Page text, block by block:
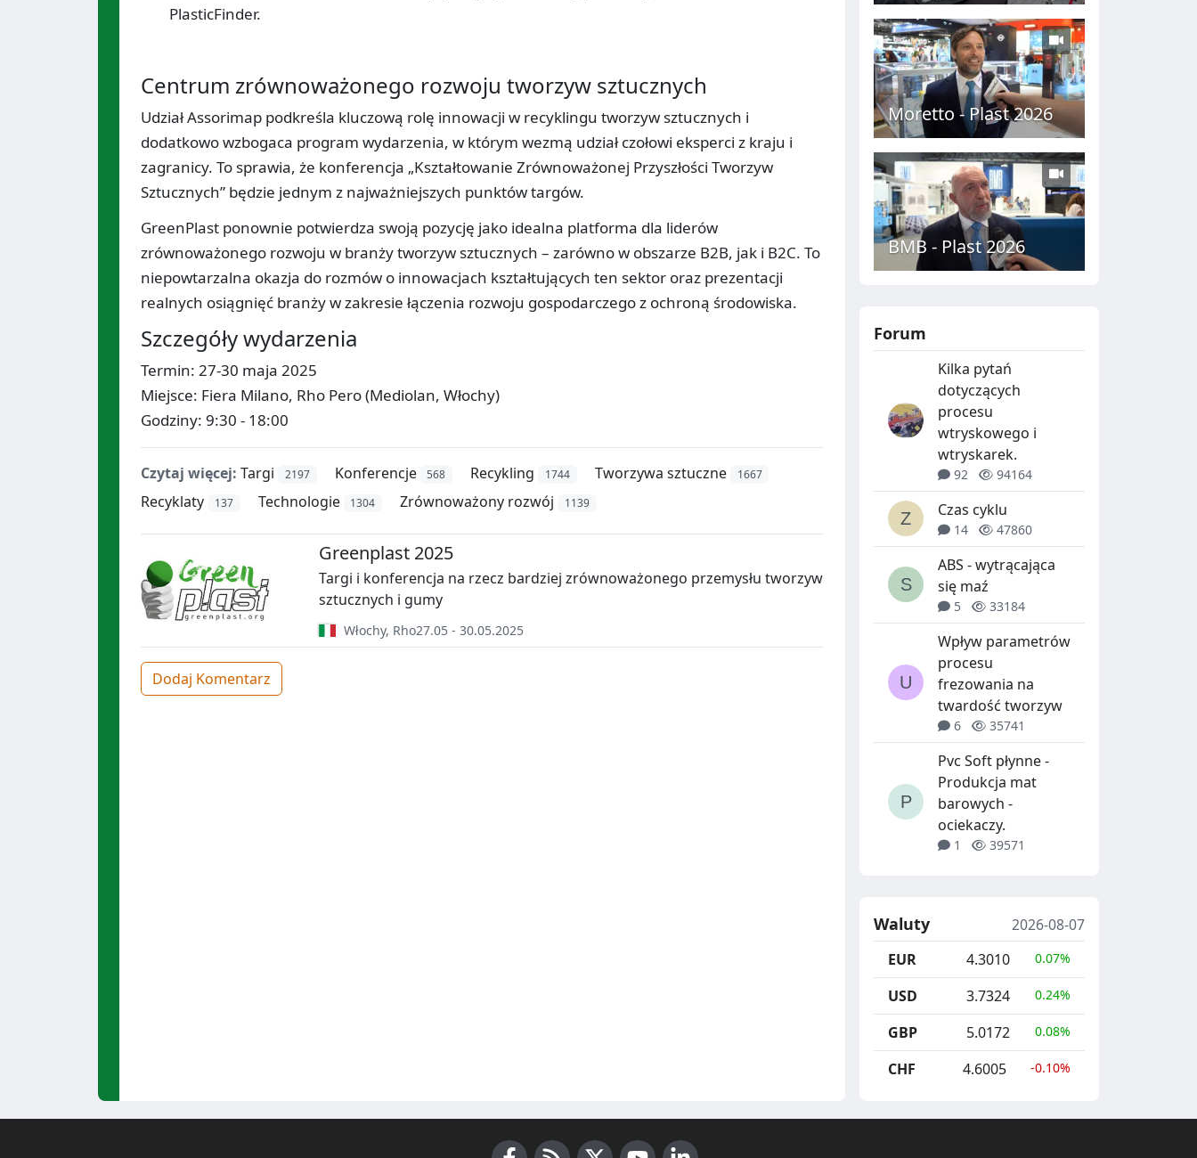
PlasticFinder.
Centrum zrównoważonego rozwoju tworzyw sztucznych
Udział Assorimap podkreśla kluczową rolę innowacji w recyklingu tworzyw sztucznych i
dodatkowo wzbogaca program wydarzenia, w którym wezmą udział czołowi eksperci z kraju i
zagranicy. To sprawia, że konferencja „Kształtowanie Zrównoważonej Przyszłości Tworzyw
Sztucznych” będzie jednym z najważniejszych punktów targów.
GreenPlast ponownie potwierdza swoją pozycję jako idealna platforma dla liderów
zrównoważonego rozwoju w branży tworzyw sztucznych – zarówno w obszarze B2B, jak i B2C. To
niepowtarzalna okazja do rozmów o innowacjach kształtujących ten sektor oraz prezentacji
realnych osiągnięć branży w zakresie łączenia rozwoju gospodarczego z ochroną środowiska.
Szczegóły wydarzenia
Termin: 27-30 maja 2025
Miejsce: Fiera Milano, Rho Pero (Mediolan, Włochy)
Godziny: 9:30 - 18:00
Czytaj więcej: Targi 2197 Konferencje 568 Recykling 1744 Tworzywa sztuczne 1667
Recyklaty 137 Technologie 1304 Zrównoważony rozwój 1139
Greenplast 2025
Targi i konferencja na rzecz bardziej zrównoważonego przemysłu tworzyw
sztucznych i gumy
Włochy, Rho27.05 - 30.05.2025
Dodaj Komentarz
Moretto - Plast 2026
BMB - Plast 2026
Forum
Kilka pytań
dotyczących
procesu
wtryskowego i
wtryskarek.
92 94164
Czas cyklu
14 47860
ABS - wytrącająca
się maź
5 33184
Wpływ parametrów
procesu
frezowania na
twardość tworzyw
6 35741
Pvc Soft płynne -
Produkcja mat
barowych -
ociekaczy.
1 39571
Waluty
2026-08-07
EUR
4.3010 0.07%
USD 3.7324 0.24%
GBP 5.0172 0.08%
CHF 4.6005 -0.10%